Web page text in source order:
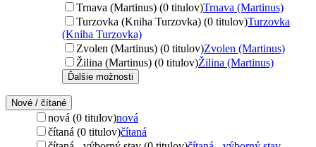
Trnava (Martinus) (0 titulov)Trnava (Martinus)
Turzovka (Kniha Turzovka) (0 titulov)Turzovka
(Kniha Turzovka)
Zvolen (Martinus) (0 titulov)Zvolen (Martinus)
Žilina (Martinus) (0 titulov)Žilina (Martinus)
Ďalšie možnosti
Nové / čítané
nová (0 titulov)nová
čítaná (0 titulov)čítaná